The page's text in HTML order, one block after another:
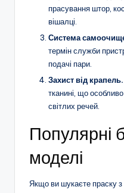
прасування штор,
вішалці.
Система
термін служби
подачі пари.
Захист від крапель.
тканині, що
світлих речей.
Популярні
моделі
Якщо ви шукаєте праску